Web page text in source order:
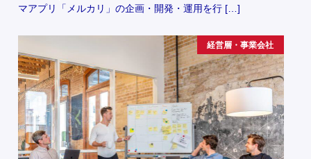
マアプリ「メルカリ」の企画・開発・運用を行 […]
経営層・事業会社